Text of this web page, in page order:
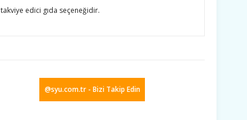
edici gıda seçeneğidir.
@syu.com.tr - Bizi Takip Edin